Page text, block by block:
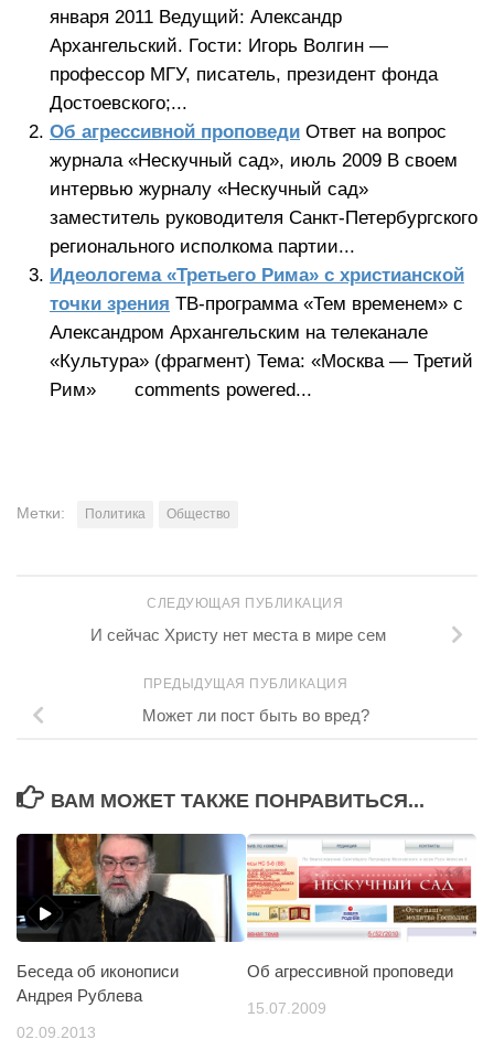
января 2011 Ведущий: Александр
Архангельский. Гости: Игорь Волгин —
профессор МГУ, писатель, президент фонда
Достоевского;...
Об агрессивной проповеди Ответ на вопрос
журнала «Нескучный сад», июль 2009 В своем
интервью журналу «Нескучный сад»
заместитель руководителя Санкт-Петербургского
регионального исполкома партии...
Идеологема «Третьего Рима» с христианской
точки зрения ТВ-программа «Тем временем» с
Александром Архангельским на телеканале
«Культура» (фрагмент) Тема: «Москва — Третий
Рим» comments powered...
Метки: Политика Общество
СЛЕДУЮЩАЯ ПУБЛИКАЦИЯ
И сейчас Христу нет места в мире сем
ПРЕДЫДУЩАЯ ПУБЛИКАЦИЯ
Может ли пост быть во вред?
ВАМ МОЖЕТ ТАКЖЕ ПОНРАВИТЬСЯ...
Беседа об иконописи
Андрея Рублева
02.09.2013
Об агрессивной проповеди
15.07.2009